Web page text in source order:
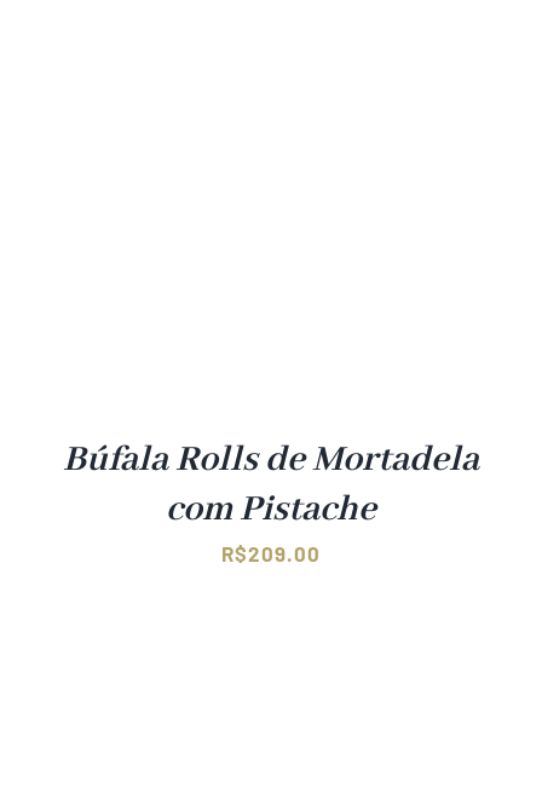
Búfala Rolls de Mortadela
com Pistache
R$209.00